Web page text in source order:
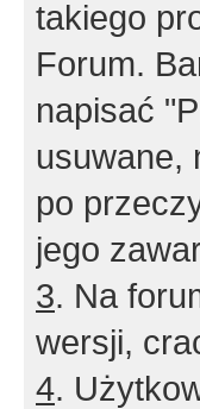
takiego
Forum.
napisać
usuwane,
po
jego
3. Na
wersji,
4.